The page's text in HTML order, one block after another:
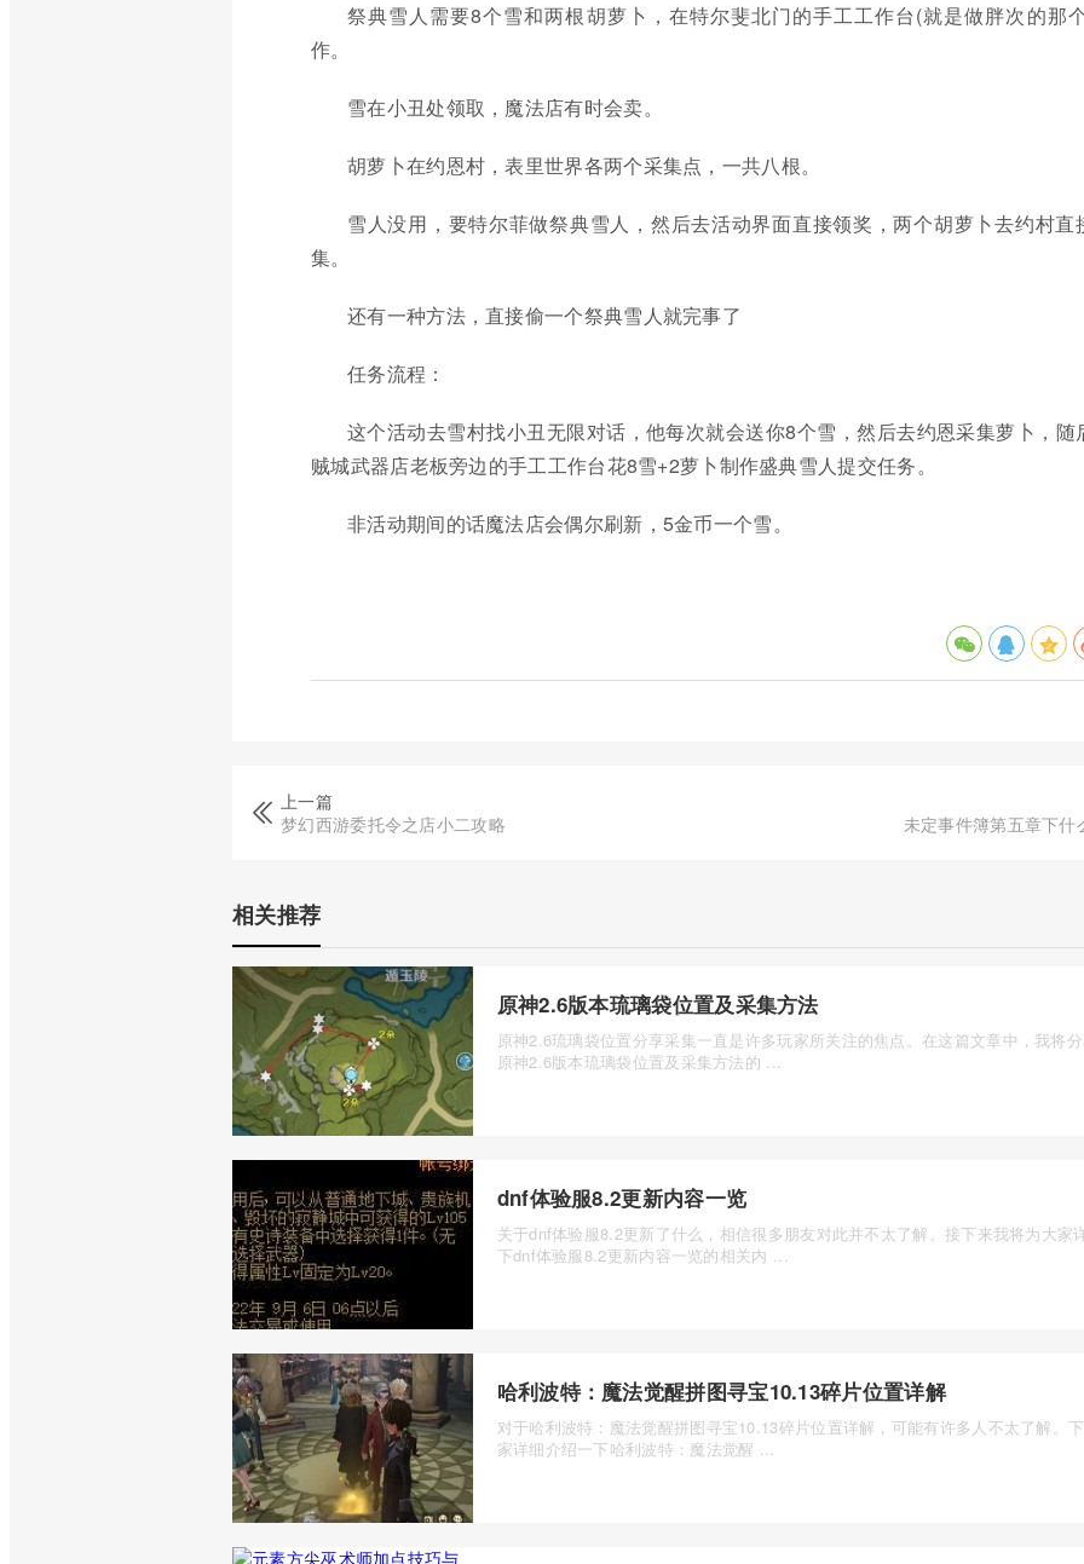
祭典雪人需要8个雪和两根胡萝卜，在特尔斐北门的手工工作台(就是做胖次的那
作。
雪在小丑处领取，魔法店有时会卖。
胡萝卜在约恩村，表里世界各两个采集点，一共八根。
雪人没用，要特尔菲做祭典雪人，然后去活动界面直接领奖，两个胡萝卜去约村直
集。
还有一种方法，直接偷一个祭典雪人就完事了
任务流程：
这个活动去雪村找小丑无限对话，他每次就会送你8个雪，然后去约恩采集萝卜，随
贼城武器店老板旁边的手工工作台花8雪+2萝卜制作盛典雪人提交任务。
非活动期间的话魔法店会偶尔刷新，5金币一个雪。
上一篇
梦幻西游委托令之店小二攻略
未定事件簿第五章下什
相关推荐
原神2.6版本琉璃袋位置及采集方法
原神2.6琉璃袋位置分享采集一直是许多玩家所关注的焦点。在这篇文章中，我将
原神2.6版本琉璃袋位置及采集方法的 ...
dnf体验服8.2更新内容一览
关于dnf体验服8.2更新了什么，相信很多朋友对此并不太了解。接下来我将为大家
下dnf体验服8.2更新内容一览的相关内 ...
哈利波特：魔法觉醒拼图寻宝10.13碎片位置详解
对于哈利波特：魔法觉醒拼图寻宝10.13碎片位置详解，可能有许多人不太了解。
家详细介绍一下哈利波特：魔法觉醒 ...